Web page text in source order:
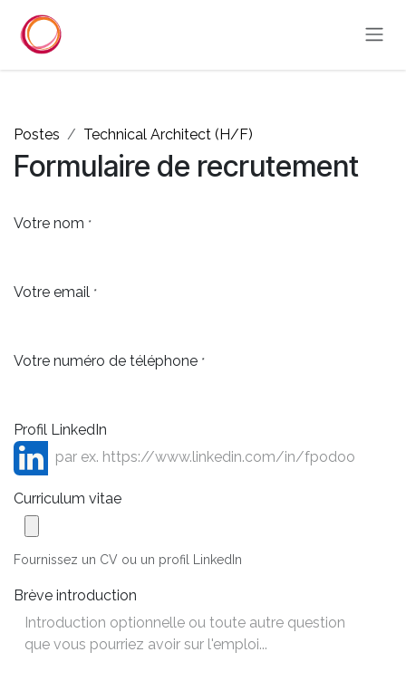
Postes Technical Architect (H/F)
Formulaire de recrutement
Votre nom *
Votre email *
Votre numéro de téléphone *
Profil LinkedIn
Curriculum vitae
Fournissez un CV ou un profil LinkedIn
Brève introduction